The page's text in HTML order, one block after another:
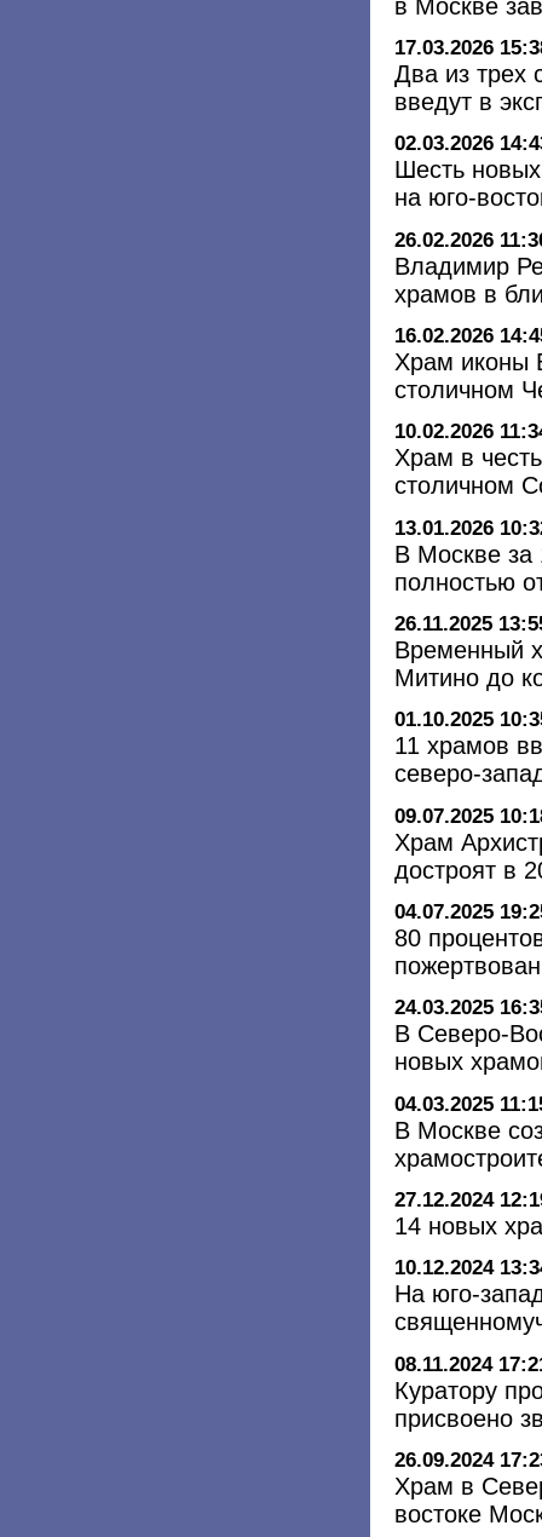
в Москве
17.03.2026
Два из трех
введут в
02.03.2026
Шесть
на юго-
26.02.2026
Владимир
храмов в
16.02.2026
Храм иконы
столичном
10.02.2026
Храм в
столичном
13.01.2026
В Москве за
полностью
26.11.2025
Временный
Митино до
01.10.2025
11 храмов
северо-
09.07.2025
Храм
достроят в
04.07.2025
80
24.03.2025
В Северо-
новых
04.03.2025
В Москве
27.12.2024
14 новых
10.12.2024
На юго-
08.11.2024
Куратору
присвоено
26.09.2024
Храм в
востоке